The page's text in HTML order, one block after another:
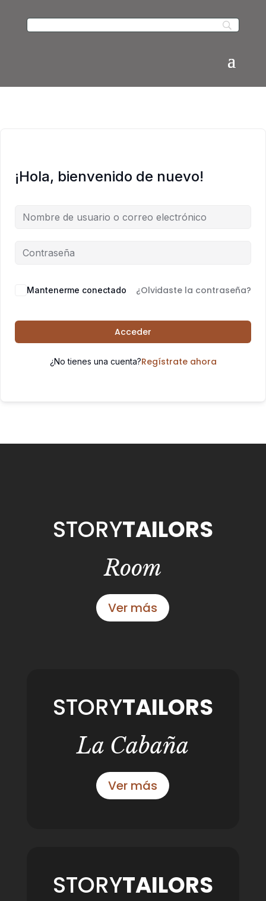
¡Hola, bienvenido de nuevo!
Mantenerme conectado ¿Olvidaste la contraseña?
Acceder
¿No tienes una cuenta?Regístrate ahora
STORYTAILORS
Room
Ver más
STORYTAILORS
La Cabaña
Ver más
STORYTAILORS